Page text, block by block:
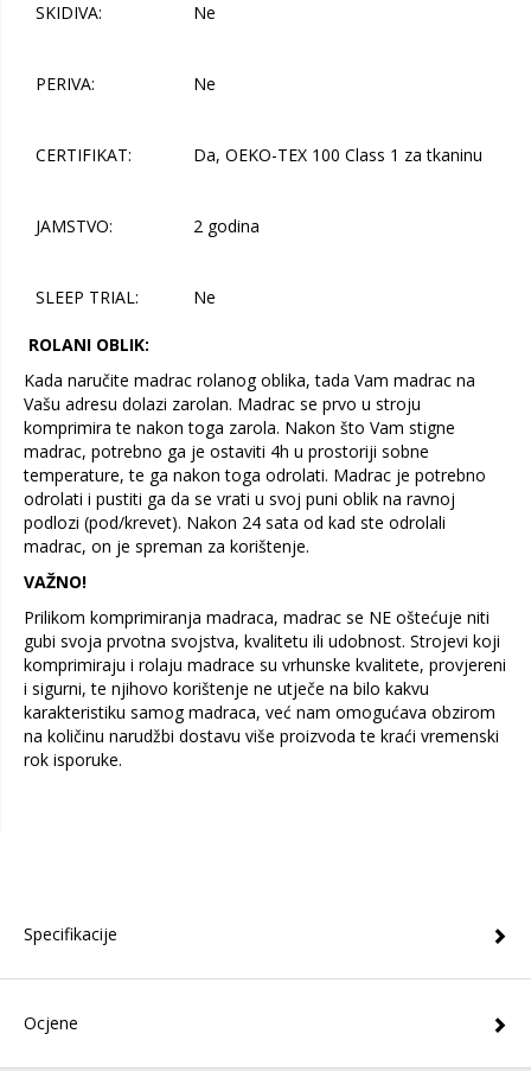
SKIDIVA: Ne
PERIVA: Ne
CERTIFIKAT: Da, OEKO-TEX 100 Class 1 za tkaninu
JAMSTVO: 2 godina
SLEEP TRIAL: Ne
ROLANI OBLIK:
Kada naručite madrac rolanog oblika, tada Vam madrac na
Vašu adresu dolazi zarolan. Madrac se prvo u stroju
komprimira te nakon toga zarola. Nakon što Vam stigne
madrac, potrebno ga je ostaviti 4h u prostoriji sobne
temperature, te ga nakon toga odrolati. Madrac je potrebno
odrolati i pustiti ga da se vrati u svoj puni oblik na ravnoj
podlozi (pod/krevet). Nakon 24 sata od kad ste odrolali
madrac, on je spreman za korištenje.
VAŽNO!
Prilikom komprimiranja madraca, madrac se NE oštećuje niti
gubi svoja prvotna svojstva, kvalitetu ili udobnost. Strojevi koji
komprimiraju i rolaju madrace su vrhunske kvalitete, provjereni
i sigurni, te njihovo korištenje ne utječe na bilo kakvu
karakteristiku samog madraca, već nam omogućava obzirom
na količinu narudžbi dostavu više proizvoda te kraći vremenski
rok isporuke.
Specifikacije
Ocjene